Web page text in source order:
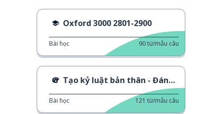
Oxford 3000 2801-2900
Bài học 90từ/mẫu câu
Tạo kỷ luật bản thân - Đánh giá sách
Bài học 121 từ/mẫu câu